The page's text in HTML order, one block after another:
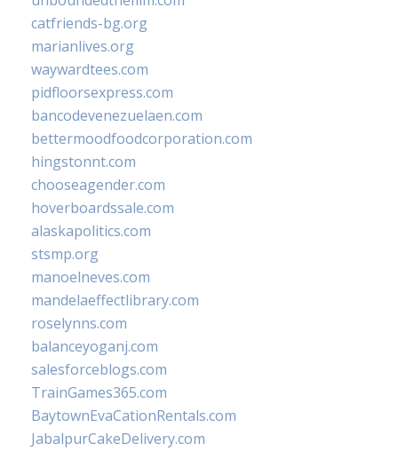
catfriends-bg.org
marianlives.org
waywardtees.com
pidfloorsexpress.com
bancodevenezuelaen.com
bettermoodfoodcorporation.com
hingstonnt.com
chooseagender.com
hoverboardssale.com
alaskapolitics.com
stsmp.org
manoelneves.com
mandelaeffectlibrary.com
roselynns.com
balanceyoganj.com
salesforceblogs.com
TrainGames365.com
BaytownEvaCationRentals.com
JabalpurCakeDelivery.com